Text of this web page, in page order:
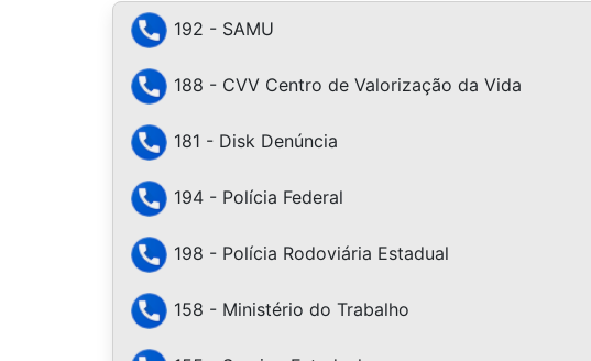
192 - SAMU
188 - CVV Centro de Valorização da Vida
181 - Disk Denúncia
194 - Polícia Federal
198 - Polícia Rodoviária Estadual
158 - Ministério do Trabalho